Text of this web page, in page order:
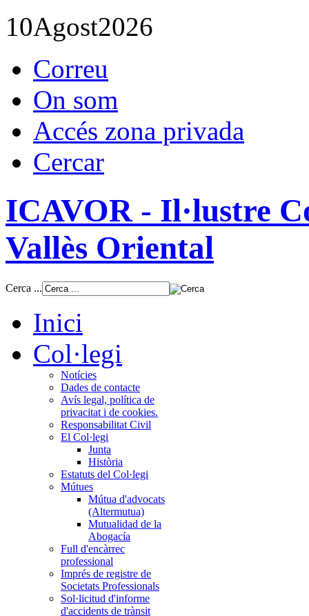
10Agost2026
Correu
On som
Accés zona privada
Cercar
ICAVOR - Il·lustre
Vallès Oriental
Cerca ...
Inici
Col·legi
Notícies
Dades de contacte
Avís legal, política de
privacitat i de cookies.
Responsabilitat Civil
El Col·legi
Junta
Història
Estatuts del Col·legi
Mútues
Mútua d'advocats
(Altermutua)
Mutualidad de la
Abogacía
Full d'encàrrec
professional
Imprés de registre de
Societats Professionals
Sol·licitud d'informe
d'accidents de trànsit